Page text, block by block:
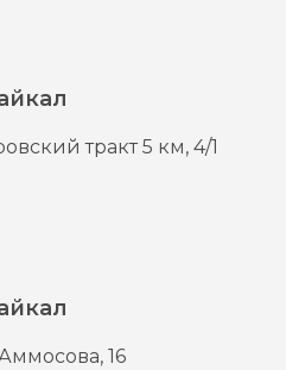
тракт 5 км, 4/1
16